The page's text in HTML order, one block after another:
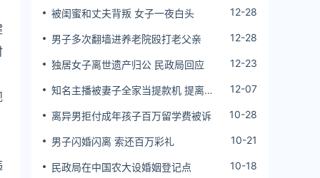
被闺蜜和丈夫背叛 女子一夜白头 12-28
男子多次翻墙进养老院殴打老父亲 12-28
独居女子离世遗产归公 民政局回应 12-23
知名主播被妻子全家当提款机 提离婚
12-07
离异男拒付成年孩子百万留学费被诉 10-28
男子闪婚闪离 索还百万彩礼 10-21
民政局在中国农大设婚姻登记点 10-18